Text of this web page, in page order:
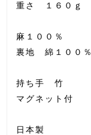
重さ １６０ｇ
麻１００％
裏地 綿１００％
持ち手 竹
マグネット付
日本製